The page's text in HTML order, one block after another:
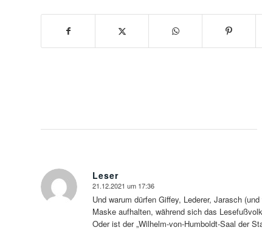
Leser
sagte:
21.12.2021 um 17:36
Und warum dürfen Giffey, Lederer, Jarasch
Maske aufhalten, während sich das
Oder ist der „Wilhelm-von-Humboldt-Saal der